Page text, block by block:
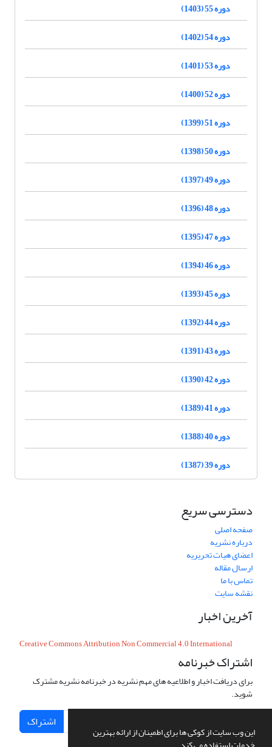
این وب سایت از کوکی ها برای اطمینان از ارائه بهترین
دوره 55 (1403)
دوره 54 (1402)
دوره 53 (1401)
دوره 52 (1400)
دوره 51 (1399)
دوره 50 (1398)
دوره 49 (1397)
دوره 48 (1396)
دوره 47 (1395)
دوره 46 (1394)
دوره 45 (1393)
دوره 44 (1392)
دوره 43 (1391)
دوره 42 (1390)
دوره 41 (1389)
دوره 40 (1388)
دوره 39 (1387)
دسترسی سریع
صفحه اصلی
درباره نشریه
اعضای هیات تحریریه
ارسال مقاله
تماس با ما
نقشه سایت
آخرین اخبار
Creative Commons Attribution Non Commercial 4.0 International
اشتراک خبرنامه
برای دریافت اخبار و اطلاعیه های مهم نشریه در خبرنامه نشریه مشترک
شوید.
اشتراک